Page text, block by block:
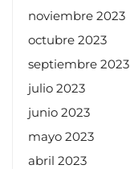
noviembre 2023
octubre 2023
septiembre 2023
julio 2023
junio 2023
mayo 2023
abril 2023